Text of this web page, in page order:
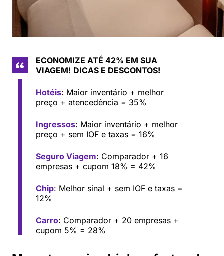
ECONOMIZE ATÉ 42% EM SUA
VIAGEM! DICAS E DESCONTOS!
Hotéis: Maior inventário + melhor
preço + atencedência = 35%
Ingressos: Maior inventário + melhor
preço + sem IOF e taxas = 16%
Seguro Viagem: Comparador + 16
empresas + cupom 18% = 42%
Chip: Melhor sinal + sem IOF e taxas =
12%
Carro: Comparador + 20 empresas +
cupom 5% = 28%